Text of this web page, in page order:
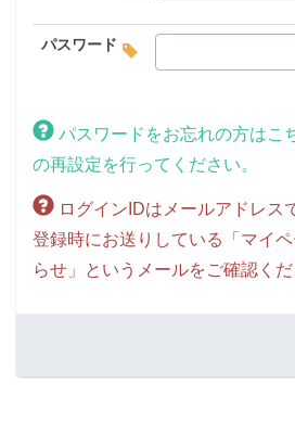
パスワード
パスワードをお忘れの方はこ
の再設定を行ってください。
ログインIDはメールアドレス
登録時にお送りしている「マイ
らせ」というメールをご確認くだ